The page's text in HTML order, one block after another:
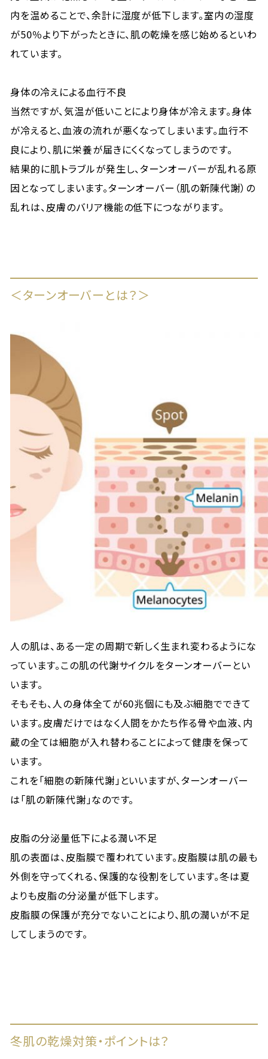
内を温めることで、余計に湿度が低下します。室内の湿度
が50％より下がったときに、肌の乾燥を感じ始めるといわ
れています。
身体の冷えによる血行不良
当然ですが、気温が低いことにより身体が冷えます。身体
が冷えると、血液の流れが悪くなってしまいます。血行不
良により、肌に栄養が届きにくくなってしまうのです。
結果的に肌トラブルが発生し、ターンオーバーが乱れる原
因となってしまいます。ターンオーバー（肌の新陳代謝）の
乱れは、皮膚のバリア機能の低下につながります。
＜ターンオーバーとは？＞
人の肌は、ある一定の周期で新しく生まれ変わるようにな
っています。この肌の代謝サイクルをターンオーバーとい
います。
そもそも、人の身体全てが60兆個にも及ぶ細胞でできて
います。皮膚だけではなく人間をかたち作る骨や血液、内
蔵の全ては細胞が入れ替わることによって健康を保って
います。
これを「細胞の新陳代謝」といいますが、ターンオーバー
は「肌の新陳代謝」なのです。
皮脂の分泌量低下による潤い不足
肌の表面は、皮脂膜で覆われています。皮脂膜は肌の最も
外側を守ってくれる、保護的な役割をしています。冬は夏
よりも皮脂の分泌量が低下します。
皮脂膜の保護が充分でないことにより、肌の潤いが不足
してしまうのです。
冬肌の乾燥対策・ポイントは？